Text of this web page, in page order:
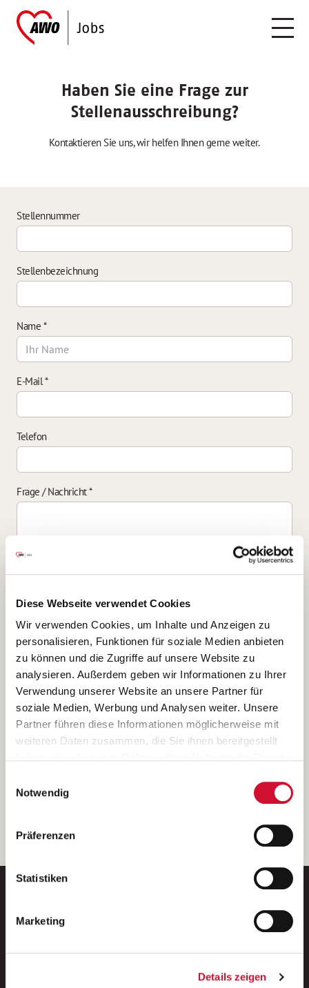
Diese Webseite verwendet Cookies
Wir verwenden Cookies, um Inhalte und Anzeigen zu
personalisieren, Funktionen für soziale Medien anbieten
zu können und die Zugriffe auf unsere Website zu
analysieren. Außerdem geben wir Informationen zu Ihrer
Verwendung unserer Website an unsere Partner für
soziale Medien, Werbung und Analysen weiter. Unsere
Partner führen diese Informationen möglicherweise mit
weiteren Daten zusammen, die Sie ihnen bereitgestellt
Wenn Sie auf „Cookies zulassen“ klicken, so stimmen
Sie der Speicherung sämtlicher Cookies zu. Sie können
Ihre Einwilligung selbstverständlich jederzeit widerrufen,
indem Sie die Cookie-Einstellungen aufrufen und diese
unserer
Notwendig
Präferenzen
Statistiken
Marketing
Details zeigen
Haben Sie eine Frage zur
Stellenausschreibung?
Kontaktieren Sie uns, wir helfen Ihnen gerne weiter.
Stellennummer
Stellenbezeichnung
Name *
E-Mail*
Telefon
Frage / Nachricht*
Ich bin damit einverstanden, dass meine personenbezogenen Daten
ausschließlich zum Zweck der Durchführung der Kontaktanfrage
verarbeitet, auf IT- Systemen der Garitz Bewirtschaftungsbetriebe
GmbH, Heinrich-von-Kleist-Straße 2, 97688 Bad Kissingen
(Betreiber) gespeichert und an die für das Stellenangebot
verantwortliche Stelle zur Kontaktaufnahme weitergegeben
werden.
Diese Einwilligungserklärung kann ich jederzeit gegenüber dem
Weitere Details können Sie der
entnehmen.